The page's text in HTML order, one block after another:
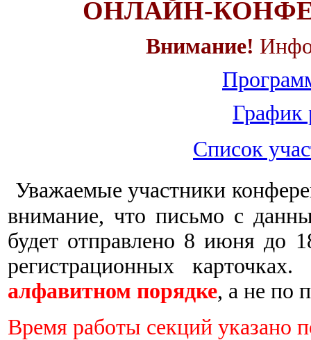
ОНЛАЙН-
Внимание!
График
Список
Уважаемые участники
внимание, что письмо с
будет отправлено 8 июня до
регистрационных
алфавитном порядке, а не по
Время работы секций указано